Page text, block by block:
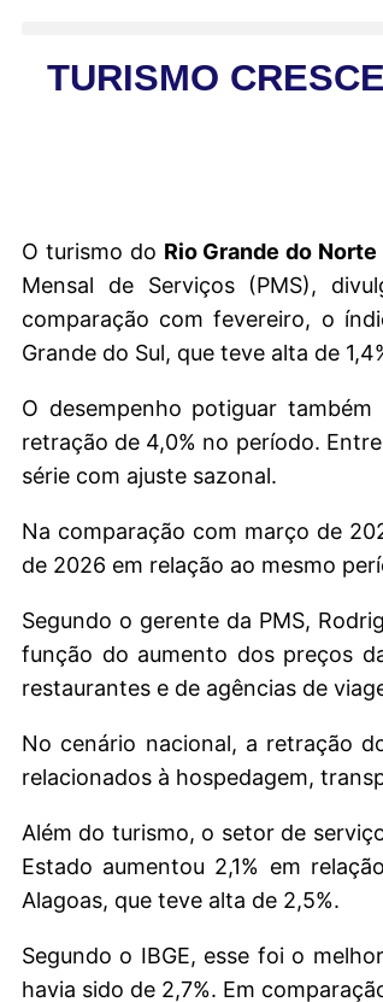
TURISMO
O turismo do Rio Grande do Norte
Mensal de Serviços (PMS),
comparação com fevereiro, o
Grande do Sul, que teve alta de
O desempenho potiguar
retração de 4,0% no período.
série com ajuste sazonal.
Na comparação com março de
de 2026 em relação ao mesmo
Segundo o gerente da PMS,
função do aumento dos preços
restaurantes e de agências de
No cenário nacional, a retração
relacionados à hospedagem,
Além do turismo, o setor de
Estado aumentou 2,1% em
Alagoas, que teve alta de 2,5%.
Segundo o IBGE, esse foi o
havia sido de 2,7%. Em